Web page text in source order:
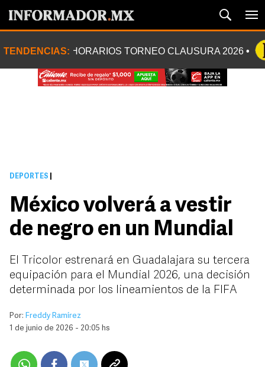
TENDENCIAS: HORARIOS TORNEO CLAUSURA 2026
DEPORTES
México volverá a vestir
de negro en un Mundial
El Tricolor estrenará en Guadalajara su tercera
equipación para el Mundial 2026, una decisión
determinada por los lineamientos de la FIFA
Por: Freddy Ramírez
1 de junio de 2026 - 20:05 hs